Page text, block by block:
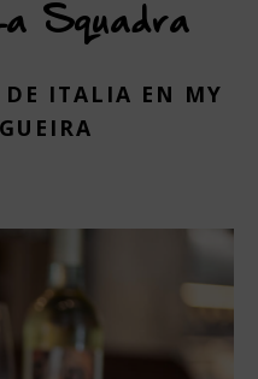
Squadra
DE ITALIA EN MY